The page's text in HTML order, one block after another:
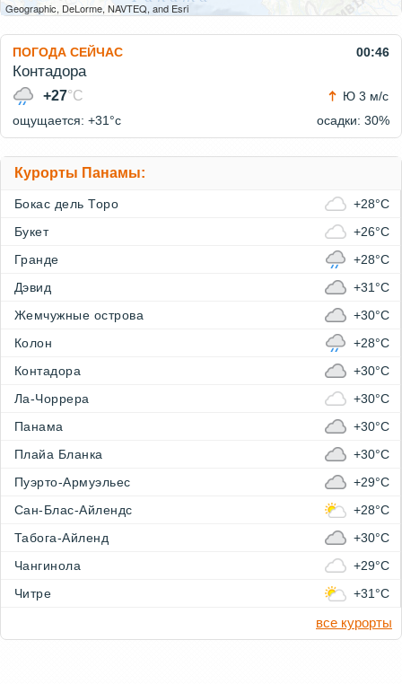
Geographic, DeLorme, NAVTEQ, and Esri
ПОГОДА СЕЙЧАС 00:46
Контадора
+27°C
Ю 3 м/с
ощущается: +31°c
осадки: 30%
Курорты Панамы:
Бокас дель Торо
+28°C
Букет
+26°C
Гранде
+28°C
Дэвид
+31°C
Жемчужные острова
+30°C
Колон
+28°C
Контадора
+30°C
Ла-Чоррера
+30°C
Панама
+30°C
Плайа Бланка
+30°C
Пуэрто-Армуэльес
+29°C
Сан-Блас-Айлендс
+28°C
Табога-Айленд
+30°C
Чангинола
+29°C
Читре
+31°C
все курорты